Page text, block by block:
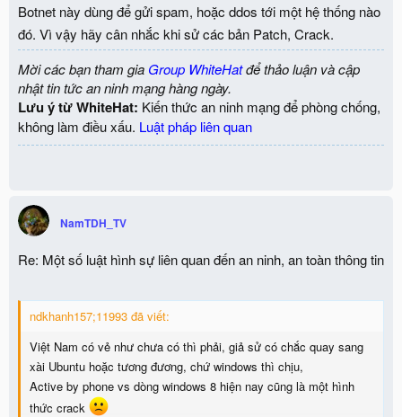
Botnet này dùng để gửi spam, hoặc ddos tới một hệ thống nào
đó. Vì vậy hãy cân nhắc khi sử các bản Patch, Crack.
Mời các bạn tham gia Group WhiteHatđể thảo luận và cập
nhật tin tức an ninh mạng hàng ngày.
Lưu ý từ WhiteHat: Kiến thức an ninh mạng để phòng chống,
không làm điều xấu. Luật pháp liên quan
NamTDH_TV
Re: Một số luật hình sự liên quan đến an ninh, an toàn thông tin
ndkhanh157;11993 đã viết:
Việt Nam có vẻ như chưa có thì phải, giả sử có chắc quay sang
xài Ubuntu hoặc tương đương, chứ windows thì chịu,
Active by phone vs dòng windows 8 hiện nay cũng là một hình
thức crack